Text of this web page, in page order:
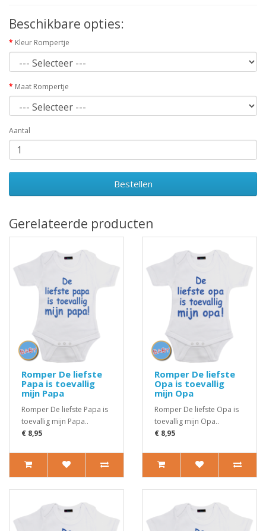
Beschikbare opties:
Kleur Rompertje
Maat Rompertje
Aantal
Bestellen
Gerelateerde producten
Romper De liefste
Papa is toevallig
mijn Papa
Romper De liefste Papa is
toevallig mijn Papa..
€ 8,95
Romper De liefste
Opa is toevallig
mijn Opa
Romper De liefste Opa is
toevallig mijn Opa..
€ 8,95